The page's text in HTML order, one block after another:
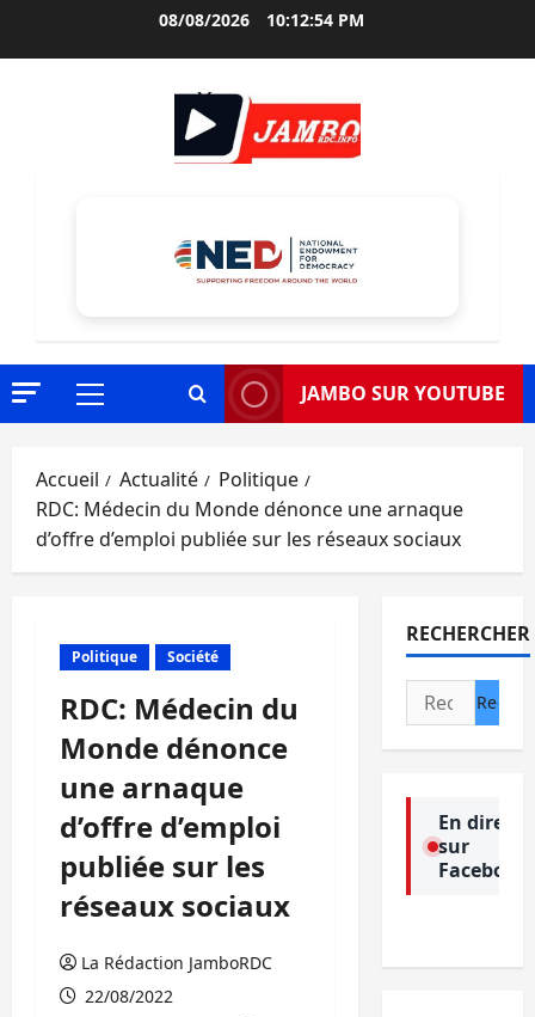
08/08/2026 10:12:55 PM
Menu
JAMBO SUR YOUTUBE
Accueil Actualité
Politique
RDC: Médecin du Monde dénonce une arnaque
d’offre d’emploi publiée sur les réseaux sociaux
Politique Société
RDC: Médecin du
Monde dénonce
une arnaque
d’offre d’emploi
publiée sur les
réseaux sociaux
La Rédaction JamboRDC
22/08/2022
RECHERCHER
Rechercher :
En direct
sur
Facebook